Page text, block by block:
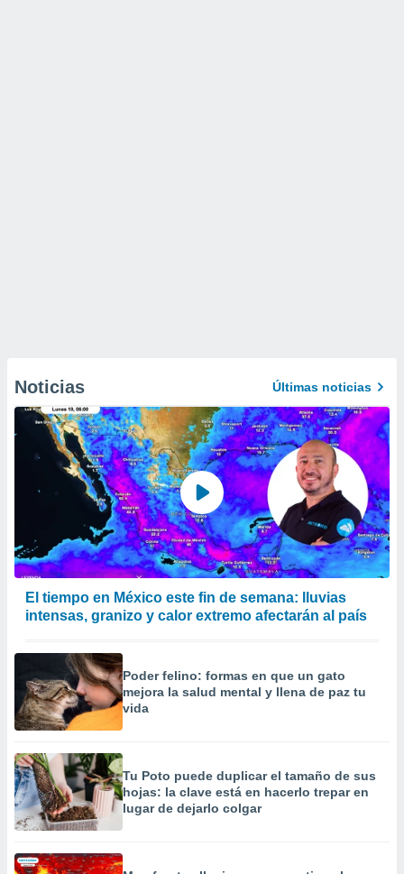
Noticias Últimas noticias
El tiempo en México este fin de semana: lluvias
intensas, granizo y calor extremo afectarán al país
Poder felino: formas en que un gato
mejora la salud mental y llena de paz tu
vida
Tu Poto puede duplicar el tamaño de sus
hojas: la clave está en hacerlo trepar en
lugar de dejarlo colgar